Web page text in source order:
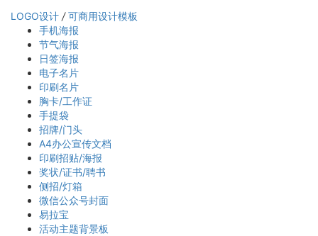
LOGO设计 / 可商用设计模板
手机海报
节气海报
日签海报
电子名片
印刷名片
胸卡/工作证
手提袋
招牌/门头
A4办公宣传文档
印刷招贴/海报
奖状/证书/聘书
侧招/灯箱
微信公众号封面
易拉宝
活动主题背景板